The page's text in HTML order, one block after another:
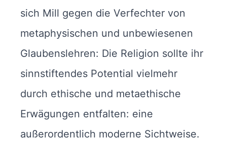
sich Mill gegen die Verfechter von
metaphysischen und unbewiesenen
Glaubenslehren: Die Religion sollte ihr
sinnstiftendes Potential vielmehr
durch ethische und metaethische
Erwägungen entfalten: eine
außerordentlich moderne Sichtweise.